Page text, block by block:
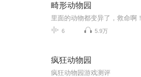
畸形动物园
里面的动物都变异了，救命啊！
6 5.9万
疯狂动物园
疯狂动物园游戏测评